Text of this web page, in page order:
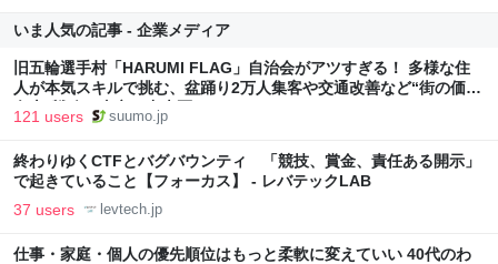
いま人気の記事 - 企業メディア
旧五輪選手村「HARUMI FLAG」自治会がアツすぎる！ 多様な住
人が本気スキルで挑む、盆踊り2万人集客や交通改善など“街の価値
向上”戦略 東京・中央区
121 users suumo.jp
終わりゆくCTFとバグバウンティ 「競技、賞金、責任ある開示」
で起きていること【フォーカス】 - レバテックLAB
37 users levtech.jp
仕事・家庭・個人の優先順位はもっと柔軟に変えていい 40代のわ